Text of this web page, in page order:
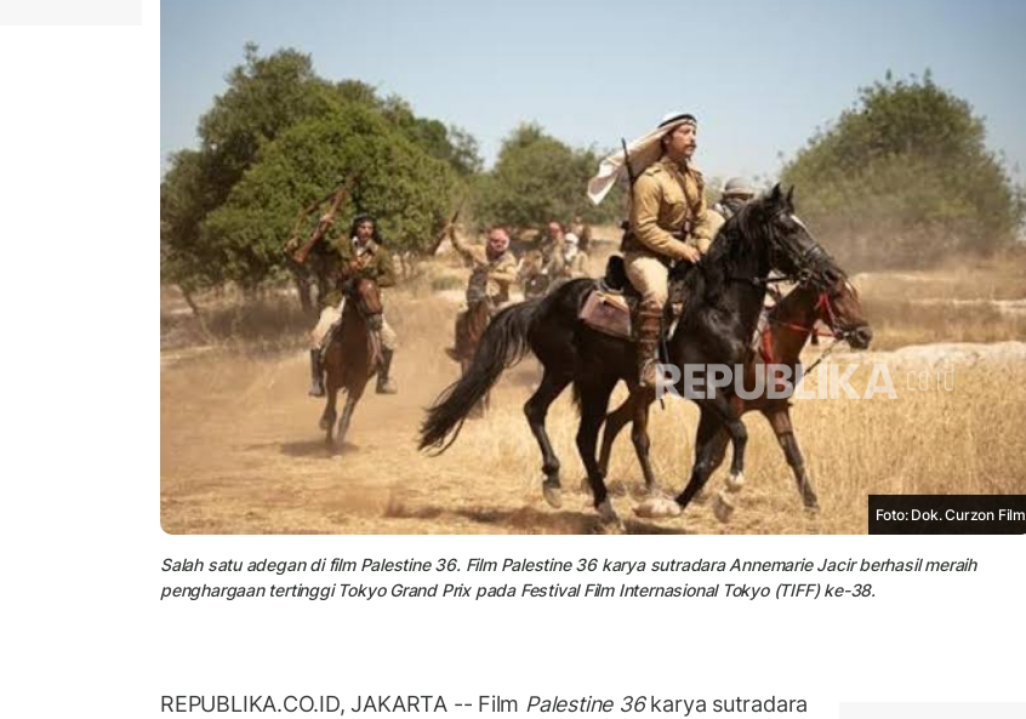
Foto: Dok. Curzon Film
Salah satu adegan di film Palestine 36. Film Palestine 36 karya sutradara Annemarie Jacir berhasil meraih
penghargaan tertinggi Tokyo Grand Prix pada Festival Film Internasional Tokyo (TIFF) ke-38.
REPUBLIKA.CO.ID, JAKARTA -- Film Palestine 36karya sutradara